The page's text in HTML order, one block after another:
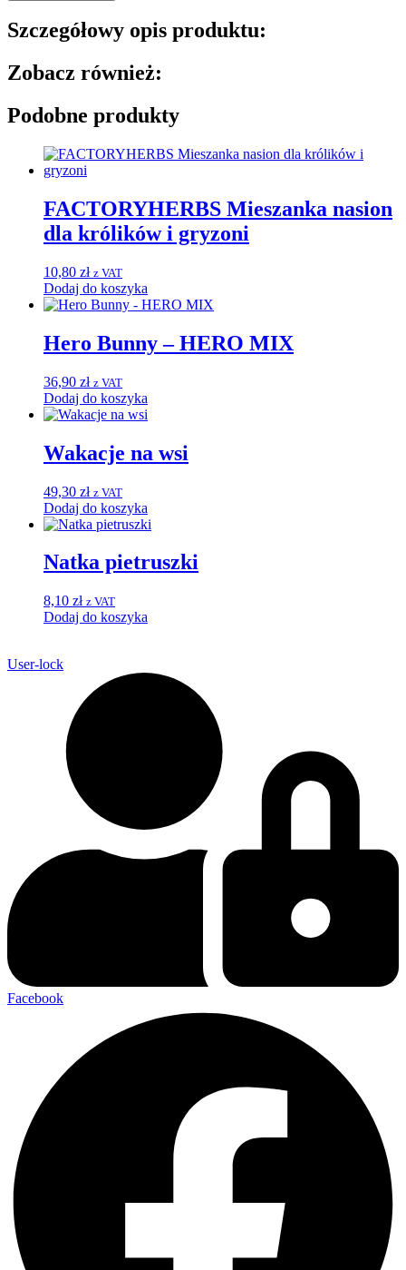
Szczegółowy opis produktu:
Zobacz również:
Podobne produkty
FACTORYHERBS Mieszanka nasion
dla królików i gryzoni
10,80 zł z VAT
Dodaj do koszyka
Hero Bunny – HERO MIX
36,90 zł z VAT
Dodaj do koszyka
Wakacje na wsi
49,30 zł z VAT
Dodaj do koszyka
Natka pietruszki
8,10 zł z VAT
Dodaj do koszyka
User-lock
Facebook